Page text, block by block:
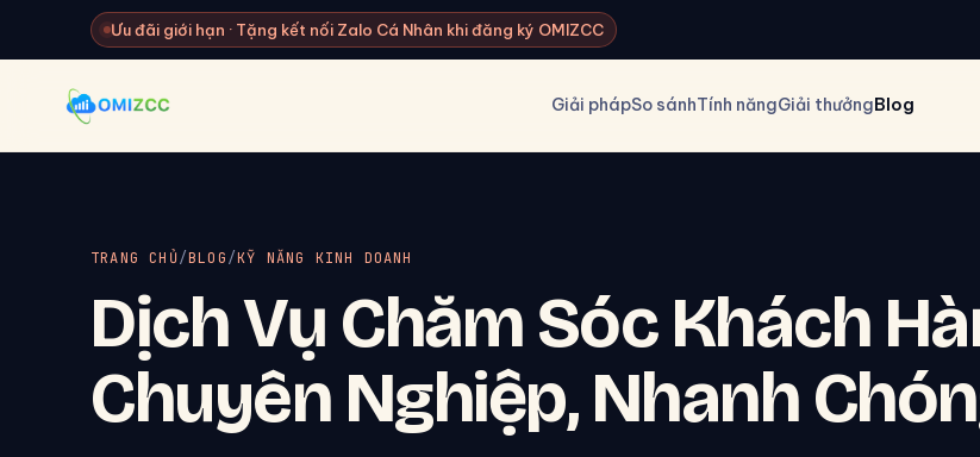
Ưu đãi giới hạn · Tặng kết nối Zalo Cá Nhân khi đăng ký OMIZCC
Giải phápSo sánhTính năngGiải thưởngBlog
TRANG CHỦ/BLOG/KỸ NĂNG KINH DOANH
Dịch Vụ Chăm Sóc Khách
Chuyên Nghiệp, Nhanh